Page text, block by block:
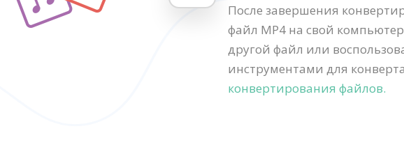
После завершения
файл MP4 на свой
другой файл или
инструментами для
конвертирования файлов.